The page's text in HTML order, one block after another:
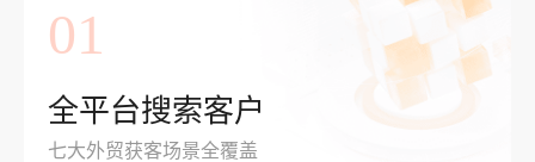
01
全平台搜索客户
七大外贸获客场景全覆盖